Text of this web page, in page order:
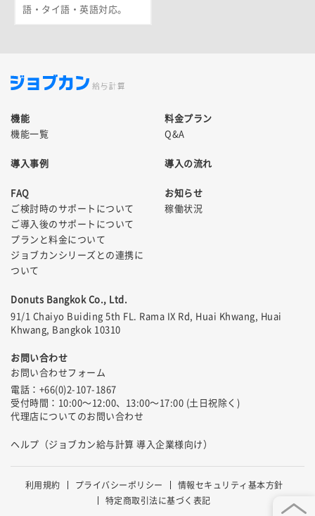
語・タイ語・英語対応。
機能
機能一覧
料金プラン
Q&A
導入事例 導入の流れ
FAQ
ご検討時のサポートについて
ご導入後のサポートについて
プランと料金について
ジョブカンシリーズとの連携に
ついて
お知らせ
稼働状況
Donuts Bangkok Co., Ltd.
91/1 Chaiyo Buiding 5th FL. Rama IX Rd, Huai Khwang, Huai
Khwang, Bangkok 10310
お問い合わせ
お問い合わせフォーム
電話：+66(0)2-107-1867
受付時間：10:00〜12:00、13:00〜17:00 (土日祝除く)
代理店についてのお問い合わせ
ヘルプ（ジョブカン給与計算 導入企業様向け）
利用規約 プライバシーポリシー
情報セキュリティ基本方針
特定商取引法に基づく表記